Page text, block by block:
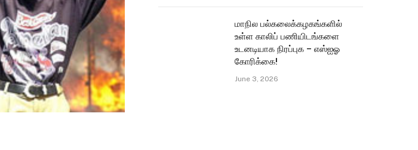
மாநில பல்கலைக்கழகங்களில்
உள்ள காலிப் பணியிடங்களை
உடனடியாக நிரப்புக – எஸ்ஐஓ
கோரிக்கை!
June 3, 2026